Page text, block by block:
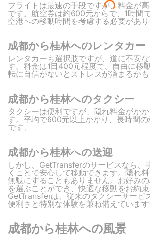
フライトは最速の手段ですが、料金が
です。航空券は約600元からで、1時間
空港への移動時間を考慮する必要があり
成都から桂林へのレンタカー
レンタカーも選択肢ですが、道に不安
す。料金は1日400元程度で、自由に移
転に自信がないとストレスが溜まるかも
成都から桂林へのタクシー
タクシーは便利ですが、隠れ料金がか
す。平均で600元以上かかり、長時間
です。
成都から桂林への送迎
しかし、GetTransferのサービスなら、
くことで安心して移動できます。隠れ
無駄にすることもありません。お好み
を選ぶことができ、快適な移動をお約束
GetTransferは、従来のタクシーサービ
便利さと特別な体験を兼ね備えています
成都から桂林への風景